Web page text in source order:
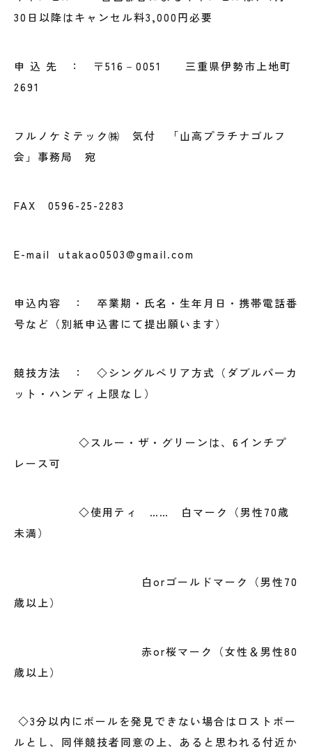
30日以降はキャンセル料3,000円必要
申 込 先 ： 〒516－0051 三重県伊勢市上地町
2691
フルノケミテック㈱ 気付 「山高プラチナゴルフ
会」事務局 宛
FAX 0596-25-2283
E-mail utakao0503@gmail.com
申込内容 ： 卒業期・氏名・生年月日・携帯電話番
号など（別紙申込書にて提出願います）
競技方法 ： ◇シングルぺリア方式（ダブルパーカ
ット・ハンディ上限なし）
◇スルー・ザ・グリーンは、6インチプ
レース可
◇使用ティ …… 白マーク（男性70歳
未満）
白orゴールドマーク（男性70
歳以上）
赤or桜マーク（女性＆男性80
歳以上）
◇3分以内にボールを発見できない場合はロストボー
ルとし、同伴競技者同意の上、あると思われる付近か